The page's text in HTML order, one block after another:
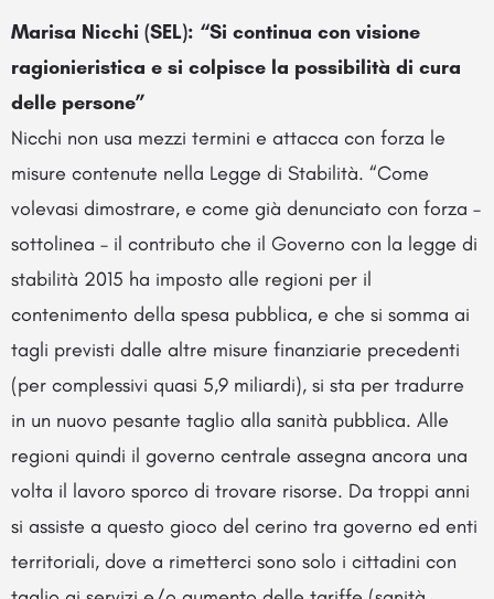
Marisa Nicchi (SEL): “Si continua con visione
ragionieristica e si colpisce la possibilità di cura
delle persone”
Nicchi non usa mezzi termini e attacca con forza le
misure contenute nella Legge di Stabilità. “Come
volevasi dimostrare, e come già denunciato con forza –
sottolinea – il contributo che il Governo con la legge di
stabilità 2015 ha imposto alle regioni per il
contenimento della spesa pubblica, e che si somma ai
tagli previsti dalle altre misure finanziarie precedenti
(per complessivi quasi 5,9 miliardi), si sta per tradurre
in un nuovo pesante taglio alla sanità pubblica. Alle
regioni quindi il governo centrale assegna ancora una
volta il lavoro sporco di trovare risorse. Da troppi anni
si assiste a questo gioco del cerino tra governo ed enti
territoriali, dove a rimetterci sono solo i cittadini con